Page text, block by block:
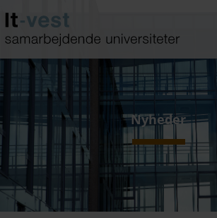
til
hoved-
indhold
Nyheder